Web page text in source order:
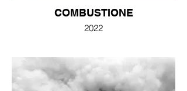
COMBUSTIONE
2022